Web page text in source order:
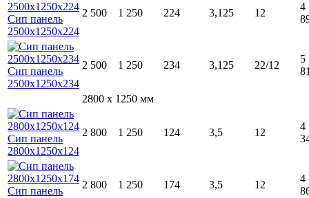
2 500 1 250 224 3,125 12
4
2 500 1 250 234 3,125 22/12
5
2800 x 1250 мм
2 800 1 250 124 3,5 12
4
2 800 1 250 174 3,5 12
4